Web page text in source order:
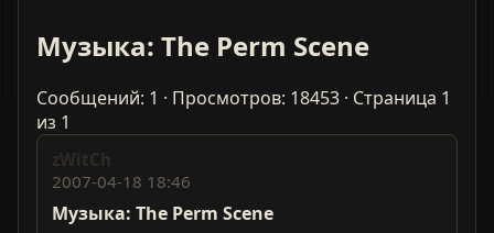
Музыка: The Perm Scene
Сообщений: 1 · Просмотров: 18453 · Страница 1
из 1
zWitCh
2007-04-18 18:46
Музыка: The Perm Scene